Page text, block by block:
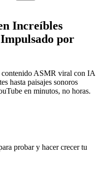
Increíbles
por
contenido ASMR viral con IA
hasta paisajes sonoros
en minutos, no horas.
probar y hacer crecer tu